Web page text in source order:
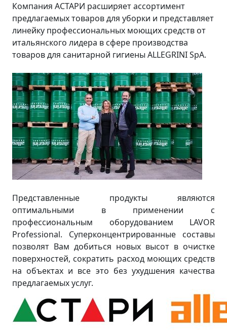
Компания АСТАРИ расширяет ассортимент
предлагаемых товаров для уборки и представляет
линейку профессиональных моющих средств от
итальянского лидера в сфере производства
товаров для санитарной гигиены ALLEGRINI SpA.
Представленные продукты являются
оптимальными в применении с
профессиональным оборудованием LAVOR
Professional. Суперконцентрированные составы
позволят Вам добиться новых высот в очистке
поверхностей, сократить расход моющих средств
на объектах и все это без ухудшения качества
предлагаемых услуг.